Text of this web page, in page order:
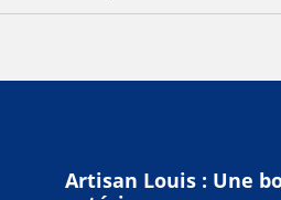
Artisan Louis : Une